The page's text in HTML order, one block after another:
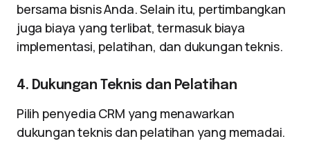
bersama bisnis Anda. Selain itu, pertimbangkan
juga biaya yang terlibat, termasuk biaya
implementasi, pelatihan, dan dukungan teknis.
4. Dukungan Teknis dan Pelatihan
Pilih penyedia CRM yang menawarkan
dukungan teknis dan pelatihan yang memadai.